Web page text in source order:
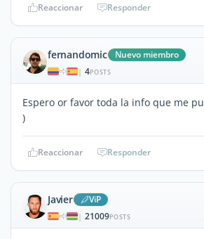
Reaccionar Responder
fernandomic Nuevo miembro
| 4POSTS
Espero or favor toda la info que me
)
Reaccionar Responder
Javier ViP
| 21009POSTS